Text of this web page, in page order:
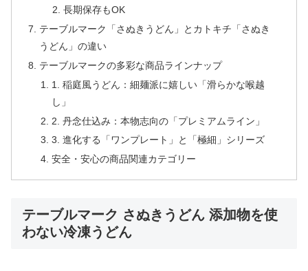
長期保存もOK
テーブルマーク「さぬきうどん」とカトキチ「さぬき
うどん」の違い
テーブルマークの多彩な商品ラインナップ
1. 稲庭風うどん：細麺派に嬉しい「滑らかな喉越
し」
2. 丹念仕込み：本物志向の「プレミアムライン」
3. 進化する「ワンプレート」と「極細」シリーズ
安全・安心の商品関連カテゴリー
テーブルマーク さぬきうどん 添加物を使
わない冷凍うどん